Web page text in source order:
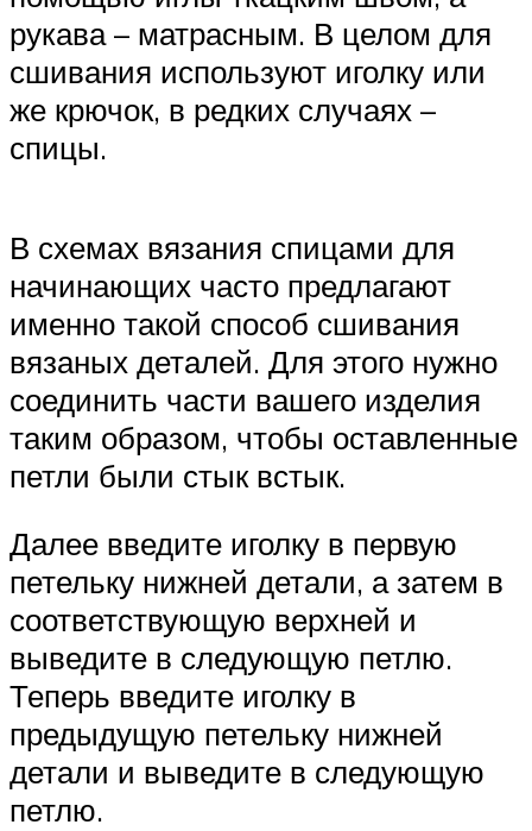
рукава – матрасным. В целом для
сшивания используют иголку или
же крючок, в редких случаях –
спицы.
В схемах вязания спицами для
начинающих часто предлагают
именно такой способ сшивания
вязаных деталей. Для этого нужно
соединить части вашего изделия
таким образом, чтобы оставленные
петли были стык встык.
Далее введите иголку в первую
петельку нижней детали, а затем в
соответствующую верхней и
выведите в следующую петлю.
Теперь введите иголку в
предыдущую петельку нижней
детали и выведите в следующую
петлю.